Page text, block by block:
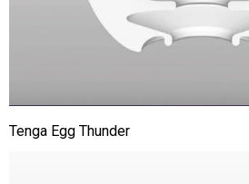
Tenga
Tenga Egg Thunder